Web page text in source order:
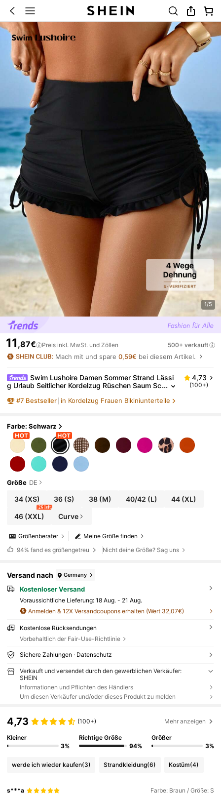
1/5
11 ,87€ Preis inkl. MwSt. und Zöllen 500+ verkauft
Mach mit und spare0,59€ bei diesem Artikel.
Swim Lushoire Damen Sommer Strand Lässi
g Urlaub Seitlicher Kordelzug Rüschen Saum Sc
4,73
(100+)
#7 Bestseller in Kordelzug Frauen Bikiniunterteile
Farbe: Schwarz
Größe DE
34(XS) 36 (S) 38(M) 40/42 (L) 44 (XL)
46(XXL)
26 left
Curve
Meine Größe finden
Größenberater
94% fand es größengetreu Nicht deine Größe? Sag uns
Versand nach Germany
Kostenloser Versand
Voraussichtliche Lieferung: 18 Aug. - 21 Aug.
Anmelden & 12X Versandcoupons erhalten (Wert 32,07€)
Kostenlose Rücksendungen
Vorbehaltlich der Fair-Use-Richtlinie
Sichere Zahlungen · Datenschutz
Verkauft und versendet durch den gewerblichen Verkäufer:
SHEIN
Informationen und Pflichten des Händlers
Um diesen Verkäufer und/oder dieses Produkt zu melden
4,73 (100+) Mehr anzeigen
Kleiner
3%
Richtige Größe
94%
Größer
3%
werde ich wieder kaufen(3) Strandkleidung(6) Kostüm(4)
s***a Farbe: Braun / Größe: S